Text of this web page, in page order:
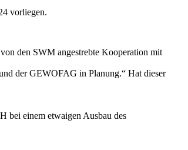
vorliegen.
den SWM angestrebte Kooperation mit
der GEWOFAG in Planung.“ Hat dieser
bei einem etwaigen Ausbau des